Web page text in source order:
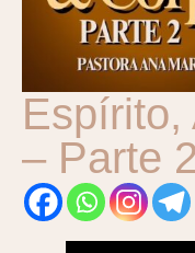
Espírito,
– Parte 2